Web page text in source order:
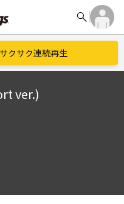
search
クサク連続再生
ver.)